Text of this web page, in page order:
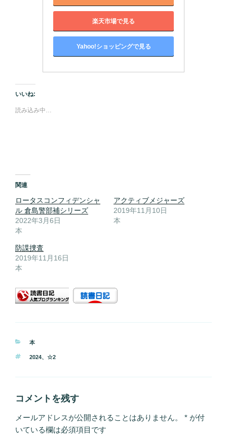
楽天市場で見る
Yahoo!ショッピングで見る
いいね:
読み込み中…
関連
ロータスコンフィデンシャ
ル 倉島警部補シリーズ
2022年3月6日
本
アクティブメジャーズ
2019年11月10日
本
防諜捜査
2019年11月16日
本
カ
ゴ
ー
本
タ
2024、 ☆2
コメントを残す
メールアドレスが公開されることはありません。 * が付
いている欄は必須項目です